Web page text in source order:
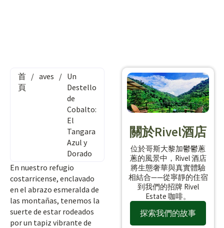
首
頁
/ aves / Un
Destello
de
Cobalto:
El
Tangara
Azul y
Dorado
En nuestro refugio
costarricense, enclavado
en el abrazo esmeralda de
las montañas, tenemos la
suerte de estar rodeados
por un tapiz vibrante de
關於Rivel酒店
位於哥斯大黎加鬱鬱蔥
蔥的風景中，Rivel 酒店
將生態奢華與真實體驗
相結合——從寧靜的住宿
到我們的招牌 Rivel
Estate 咖啡。
探索我們的故事